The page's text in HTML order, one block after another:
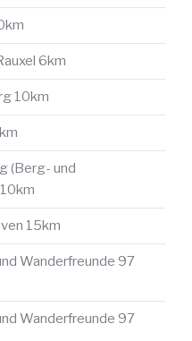
6km
10km
(Berg- und
15km
Wanderfreunde 97
Wanderfreunde 97